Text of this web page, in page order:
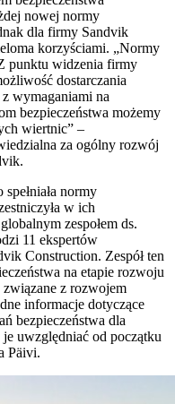
nowej normy
dla firmy Sandvik
korzyściami. „Normy
punktu widzenia firmy
dostarczania
wymaganiami na
bezpieczeństwa możemy
wiertnic” –
za ogólny rozwój
normy
w ich
zespołem ds.
11 ekspertów
Construction. Zespół ten
na etapie rozwoju
z rozwojem
informacje dotyczące
bezpieczeństwa dla
uwzględniać od początku
Päivi.